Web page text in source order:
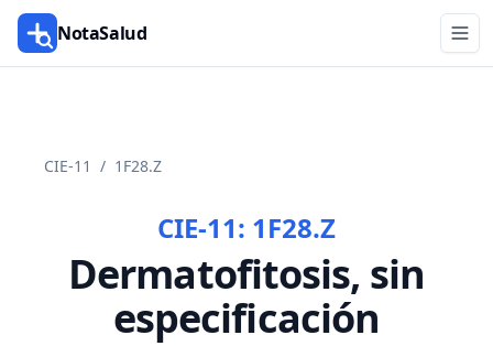
NotaSalud
CIE-11 / 1F28.Z
CIE-11: 1F28.Z
Dermatofitosis, sin
especificación